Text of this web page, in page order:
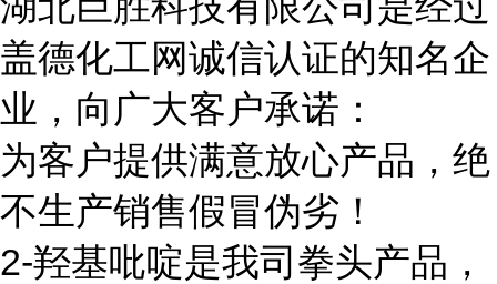
盖德化工网诚信认证的知名企
业，向广大客户承诺：
为客户提供满意放心产品，绝
不生产销售假冒伪劣！
2-羟基吡啶是我司拳头产品，